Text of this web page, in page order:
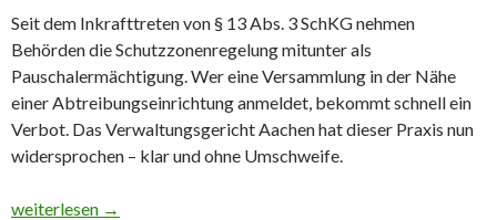
Seit dem Inkrafttreten von § 13 Abs. 3 SchKG nehmen
Behörden die Schutzzonenregelung mitunter als
Pauschalermächtigung. Wer eine Versammlung in der Nähe
einer Abtreibungseinrichtung anmeldet, bekommt schnell ein
Verbot. Das Verwaltungsgericht Aachen hat dieser Praxis nun
widersprochen – klar und ohne Umschweife.
Gebetsdemonstration vor Abtreibungspraxis
weiterlesen →